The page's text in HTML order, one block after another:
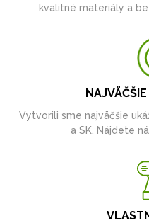
kvalitné materiály a
Vytvorili sme najväčšie
a SK. Nájdete